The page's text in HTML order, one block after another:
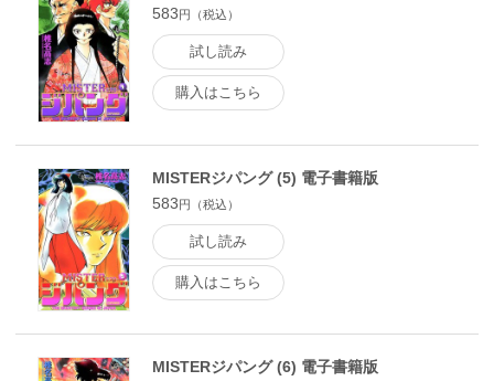
583 円（税込）
試し読み
購入はこちら
MISTERジパング (5) 電子書籍版
583円（税込）
試し読み
購入はこちら
MISTERジパング (6) 電子書籍版